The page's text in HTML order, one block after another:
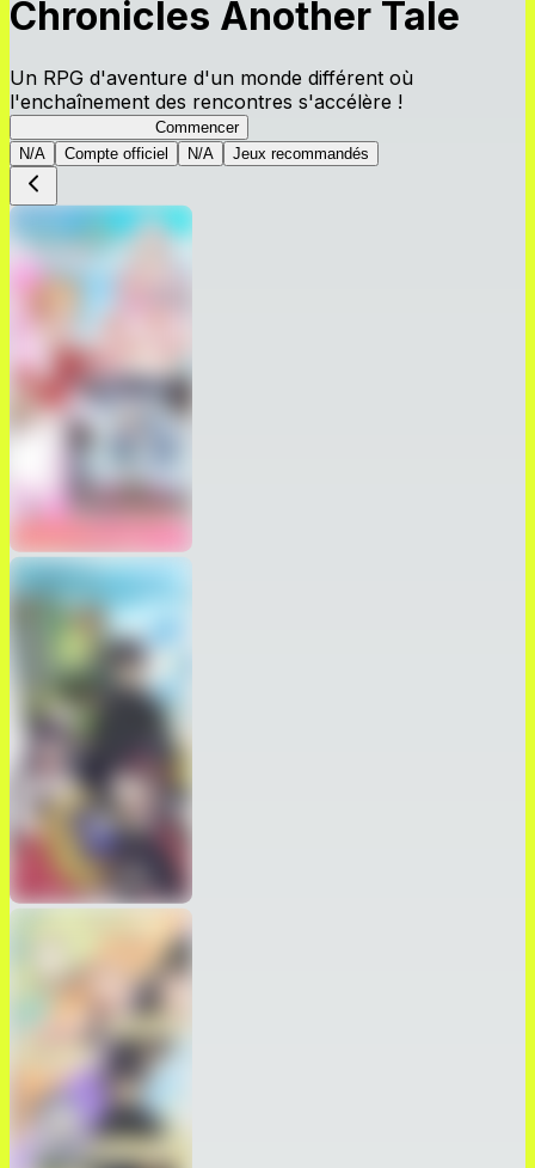
Chronicles Another Tale
Un RPG d'aventure d'un monde différent où
l'enchaînement des rencontres s'accélère !
Commencer
N/A
Compte officiel N/A Jeux recommandés